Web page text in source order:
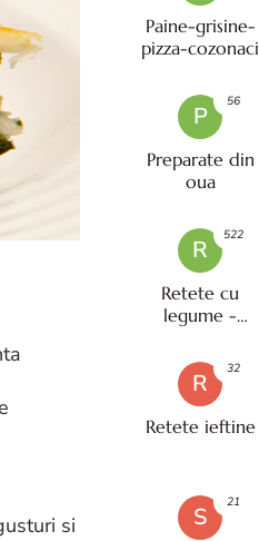
si
Paine-grisine-
pizza-cozonaci
P
Preparate din
oua
56
R
Retete cu
legume -
522
R
Retete ieftine
32
S
21